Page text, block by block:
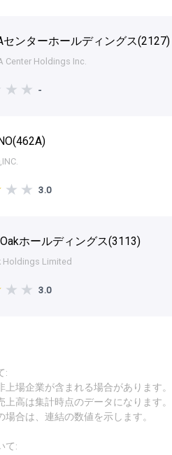
センターホールディングス(2127)
Center Holdings Inc.
-
462A)
3.0
ホールディングス(3113)
Holdings Limited
3.0
:
上場企業が含まれる場合があります。
上高は集計時点のデータになります。
場合は、連結の数値を示します。
て: